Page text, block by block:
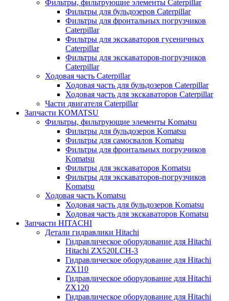
Фильтры, фильтрующие элементы Caterpillar
Фильтры для бульдозеров Caterpillar
Фильтры для фронтальных погрузчиков
Caterpillar
Фильтры для экскаваторов гусеничных
Caterpillar
Фильтры для экскаваторов-погрузчиков
Caterpillar
Ходовая часть Caterpillar
Ходовая часть для бульдозеров Caterpillar
Ходовая часть для экскаваторов Caterpillar
Части двигателя Caterpillar
Запчасти KOMATSU
Фильтры, фильтрующие элементы Komatsu
Фильтры для бульдозеров Komatsu
Фильтры для самосвалов Komatsu
Фильтры для фронтальных погрузчиков
Komatsu
Фильтры для экскаваторов Komatsu
Фильтры для экскаваторов-погрузчиков
Komatsu
Ходовая часть Komatsu
Ходовая часть для бульдозеров Komatsu
Ходовая часть для экскаваторов Komatsu
Запчасти HITACHI
Детали гидравлики Hitachi
Гидравлическое оборудование для Hitachi
Hitachi ZX520LCH-3
Гидравлическое оборудование для Hitachi
ZX110
Гидравлическое оборудование для Hitachi
ZX120
Гидравлическое оборудование для Hitachi